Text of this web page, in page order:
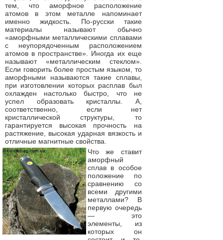
тем, что аморфное расположение
атомов в этом металле напоминает
именно жидкость. По-русски такие
материалы называют обычно
«аморфными металлическими сплавами
с неупорядоченным расположением
атомов в пространстве». Иногда их еще
называют «металлическим стеклом».
Если говорить более простым языком, то
аморфными называются такие сплавы,
при изготовлении которых расплав был
охлажден настолько быстро, что не
успел образовать кристаллы. А,
соответственно, если нет
кристаллической структуры, то
гарантируется высокая прочность на
растяжение, высокая ударная вязкость и
отличные магнитные свойства.
Что же ставит
аморфный
сплав в особое
положение по
сравнению со
всеми другими
металлами? В
первую очередь
— это
элементы, из
которых он